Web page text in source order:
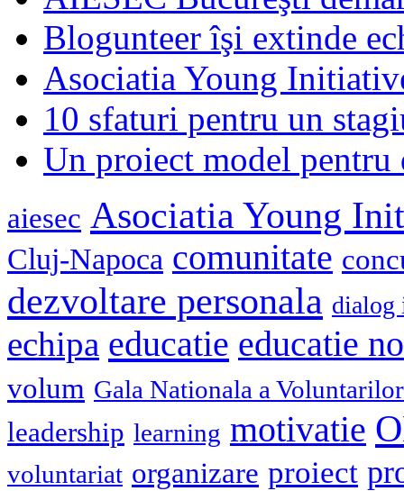
Blogunteer îşi extinde
Asociatia Young
10 sfaturi pentru un
Un proiect model
aiesec Asociatia Young
Cluj-Napoca comunitate
dezvoltare personala dialog
echipa educatie educatie
volum Gala Nationala a Voluntarilor
leadership learning motivatie
voluntariat organizare proiect